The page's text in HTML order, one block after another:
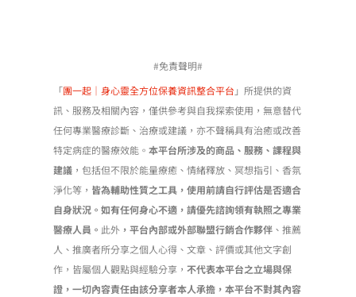
#免責聲明#
「團一起｜身心靈全方位保養資訊整合平台 」所提供的資
訊、服務及相關內容，僅供參考與自我探索使用，無意替代
任何專業醫療診斷、治療或建議，亦不聲稱具有治癒或改善
特定病症的醫療效能。本平台所涉及的商品、服務、課程與
建議 ，包括但不限於能量療癒、情緒釋放、冥想指引、香氛
淨化等， 皆為輔助性質之工具，使用前請自行評估是否適合
自身狀況。如有任何身心不適，請優先諮詢領有執照之專業
醫療人員。 此外 ，平台內部或外部聯盟行銷合作夥伴 、推薦
人、推廣者所分享之個人心得、文章、評價或其他文字創
作，皆屬個人觀點與經驗分享，不代表本平台之立場與保
證，一切內容責任由該分享者本人承擔，本平台不對其內容